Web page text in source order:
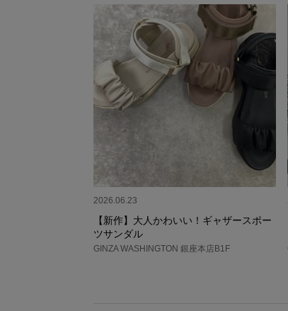
2026.06.23
【新作】大人かわいい！ギャザースポー
ツサンダル
GINZA WASHINGTON 銀座本店B1F